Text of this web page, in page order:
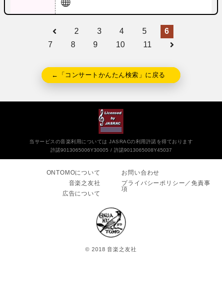
2 3 4 5
6
7
8 9 10 11
←「コンサートかんたん検索」に戻る
当サービスの音楽利用については JASRACの利用許諾を得ております
許諾9013065006Y30005
許諾9013065008Y45037
ONTOMOについて
音楽之友社
広告について
お問い合わせ
プライバシーポリシー／免責事
項
© 2018 音楽之友社